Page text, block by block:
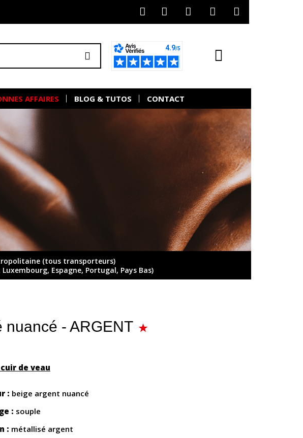
AFFAIRES BLOG & TUTOS CONTACT
(tous transporteurs)
Espagne, Portugal, Pays Bas)
- ARGENT
de veau
: beige argent nuancé
: souple
: métallisé argent